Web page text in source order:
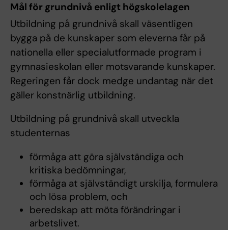
Mål för grundnivå enligt högskolelagen
Utbildning på grundnivå skall väsentligen
bygga på de kunskaper som eleverna får på
nationella eller specialutformade program i
gymnasieskolan eller motsvarande kunskaper.
Regeringen får dock medge undantag när det
gäller konstnärlig utbildning.
Utbildning på grundnivå skall utveckla
studenternas
förmåga att göra självständiga och
kritiska bedömningar,
förmåga at självständigt urskilja, formulera
och lösa problem, och
beredskap att möta förändringar i
arbetslivet.